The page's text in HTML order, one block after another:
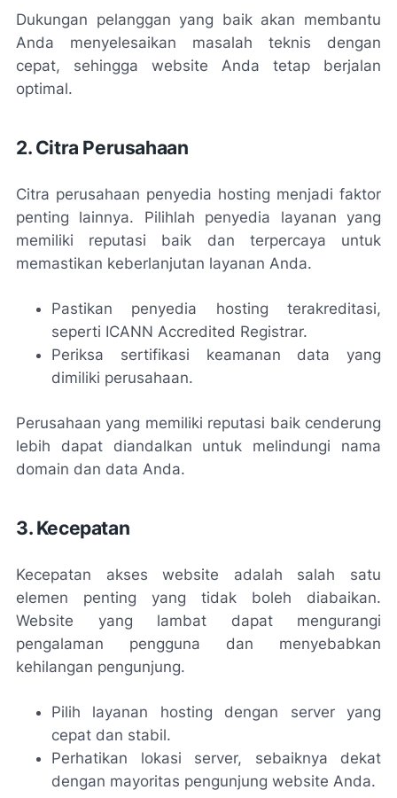
Dukungan pelanggan yang baik akan membantu
Anda menyelesaikan masalah teknis dengan
cepat, sehingga website Anda tetap berjalan
optimal.
2. Citra Perusahaan
Citra perusahaan penyedia hosting menjadi faktor
penting lainnya. Pilihlah penyedia layanan yang
memiliki reputasi baik dan terpercaya untuk
memastikan keberlanjutan layanan Anda.
Pastikan penyedia hosting terakreditasi,
seperti ICANN Accredited Registrar.
Periksa sertifikasi keamanan data yang
dimiliki perusahaan.
Perusahaan yang memiliki reputasi baik cenderung
lebih dapat diandalkan untuk melindungi nama
domain dan data Anda.
3. Kecepatan
Kecepatan akses website adalah salah satu
elemen penting yang tidak boleh diabaikan.
Website yang lambat dapat mengurangi
pengalaman pengguna dan menyebabkan
kehilangan pengunjung.
Pilih layanan hosting dengan server yang
cepat dan stabil.
Perhatikan lokasi server, sebaiknya dekat
dengan mayoritas pengunjung website Anda.